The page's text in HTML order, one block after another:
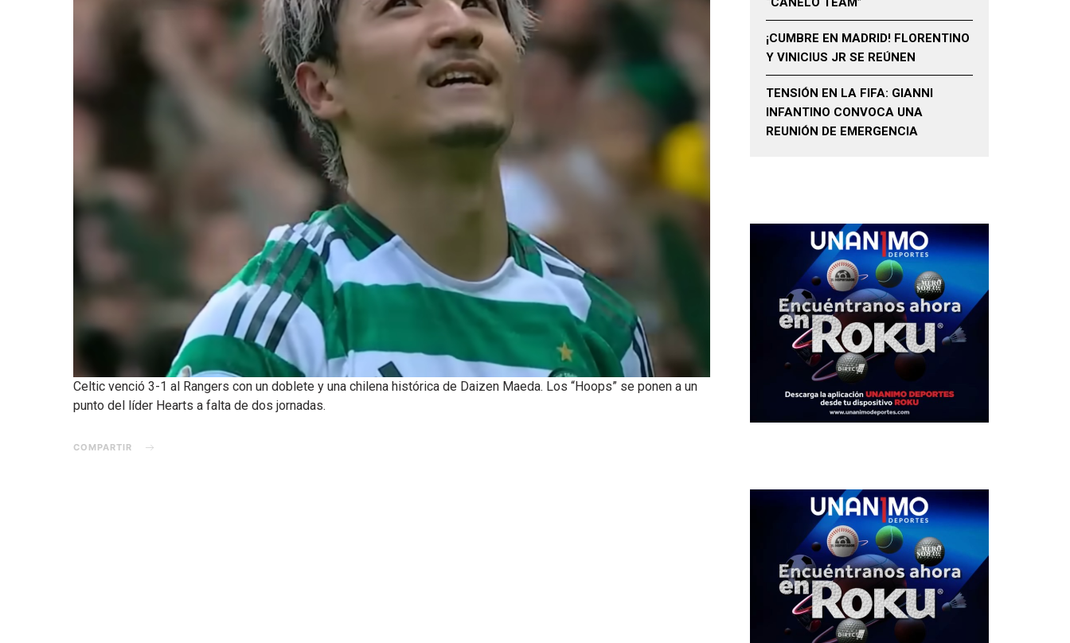
Celtic venció 3-1 al Rangers con un doblete y una chilena histórica de Daizen Maeda. Los “Hoops” se ponen a un
punto del líder Hearts a falta de dos jornadas.
COMPARTIR
¡CUMBRE EN MADRID! FLORENTINO
Y VINICIUS JR SE REÚNEN
TENSIÓN EN LA FIFA: GIANNI
INFANTINO CONVOCA UNA
REUNIÓN DE EMERGENCIA